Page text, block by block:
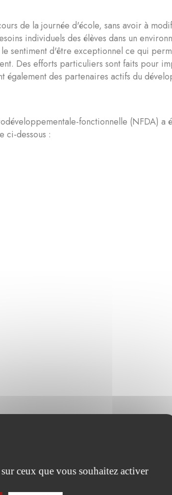
de la journée d'école, sans avoir à
individuels des élèves dans un
sentiment d'être exceptionnel ce qui
Des efforts particuliers sont faits pour
également des partenaires actifs du
fonctionnelle (NFDA) a
ci-dessous :
du projet:
ceux que vous souhaitez activer